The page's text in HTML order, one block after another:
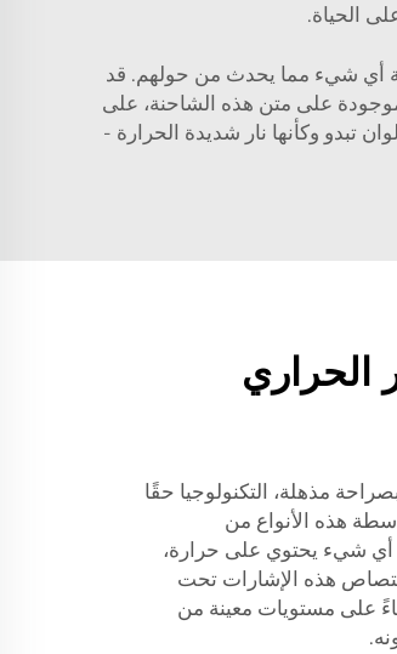
الحياة.
أي شيء مما يحدث من حولهم. قد
على متن هذه الشاحنة، على
تبدو وكأنها نار شديدة الحرارة -
الحراري
مذهلة، التكنولوجيا حقًا
هذه الأنواع من
أي شيء يحتوي على حرارة،
هذه الإشارات تحت
على مستويات معينة من